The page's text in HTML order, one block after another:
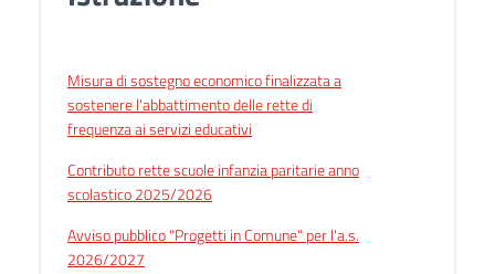
Misura di sostegno economico finalizzata a
sostenere l'abbattimento delle rette di
frequenza ai servizi educativi
Contributo rette scuole infanzia paritarie anno
scolastico 2025/2026
Avviso pubblico "Progetti in Comune" per l'a.s.
2026/2027